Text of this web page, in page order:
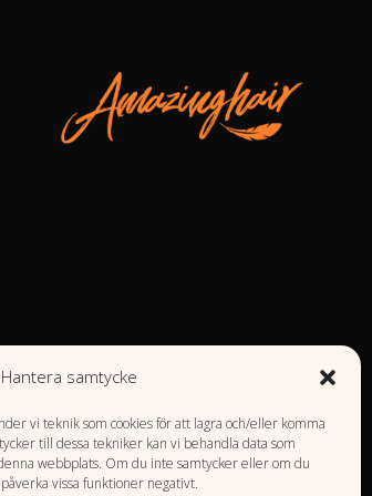
Hantera samtycke
vi teknik som cookies för att lagra och/eller komma
till dessa tekniker kan vi behandla data som
webbplats. Om du inte samtycker eller om du
vissa funktioner negativt.